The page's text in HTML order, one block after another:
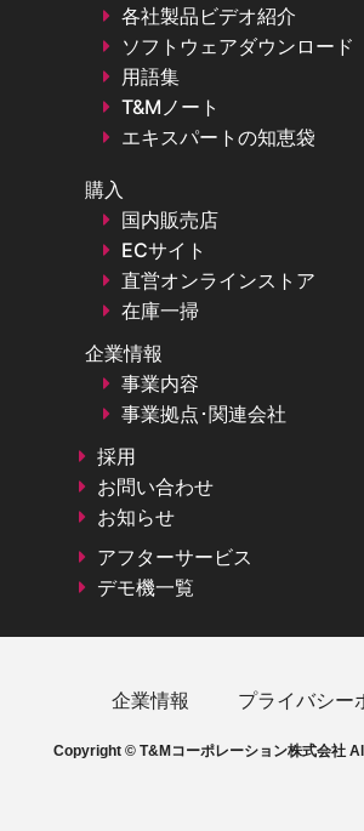
各社製品ビデオ紹介
ソフトウェアダウンロード
用語集
T&Mノート
エキスパートの知恵袋
購入
国内販売店
ECサイト
直営オンラインストア
在庫一掃
企業情報
事業内容
事業拠点･関連会社
採用
お問い合わせ
お知らせ
アフターサービス
デモ機一覧
企業情報 プライバシー
Copyright © T&Mコーポレーション株式会社